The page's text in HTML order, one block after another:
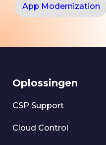
App Modernization
Oplossingen
CSP Support
Cloud Control